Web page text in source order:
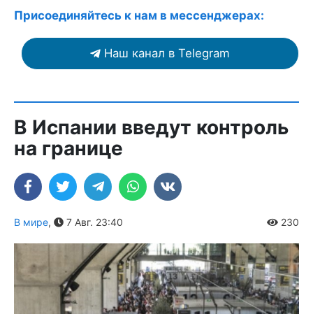
Присоединяйтесь к нам в мессенджерах:
Наш канал в Telegram
В Испании введут контроль
на границе
В мире, 7 Авг. 23:40 230